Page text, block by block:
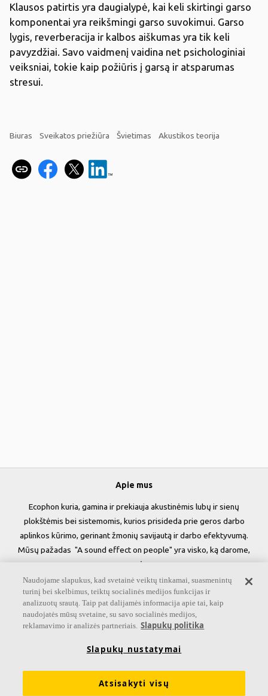
Klausos patirtis yra daugialypė, kai keli skirtingi garso
komponentai yra reikšmingi garso suvokimui. Garso
lygis, reverberacija ir kalbos aiškumas yra tik keli
pavyzdžiai. Savo vaidmenį vaidina net psichologiniai
veiksniai, tokie kaip požiūris į garsą ir atsparumas
stresui.
Biuras Sveikatos priežiūra Švietimas Akustikos teorija
Apie mus
Ecophon kuria, gamina ir prekiauja akustinėmis lubų ir sienų
plokštėmis bei sistemomis, kurios prisideda prie geros darbo
aplinkos kūrimo, gerinant žmonių savijautą ir darbo efektyvumą.
Mūsų pažadas "A sound effect on people" yra visko, ką darome,
esmė.
Sekite mus
Nuorodos
Informacija apie Akustiką Produktai
Naudojame slapukus, kad svetainė veiktų tinkamai, suasmenintų
turinį bei skelbimus, teiktų socialinės medijos funkcijas ir
analizuotų srautą. Taip pat dalijamės informacija apie tai, kaip
naudojatės mūsų svetaine, su savo socialinės medijos,
reklamavimo ir analizės partneriais. Slapukų politika
Slapukų nustatymai
Atsisakyti visų